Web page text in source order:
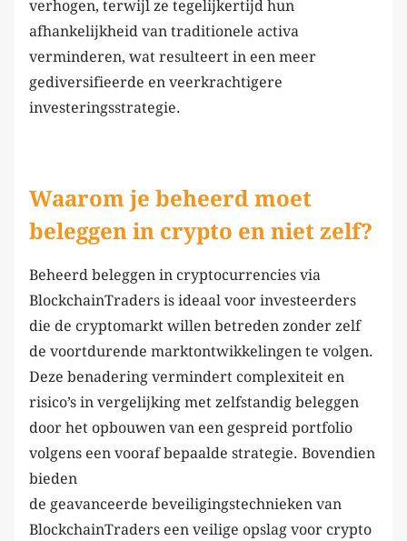
verhogen, terwijl ze tegelijkertijd hun
afhankelijkheid van traditionele activa
verminderen, wat resulteert in een meer
gediversifieerde en veerkrachtigere
investeringsstrategie.
Waarom je beheerd moet
beleggen in crypto en niet zelf?
Beheerd beleggen in cryptocurrencies via
BlockchainTraders is ideaal voor investeerders
die de cryptomarkt willen betreden zonder zelf
de voortdurende marktontwikkelingen te volgen.
Deze benadering vermindert complexiteit en
risico’s in vergelijking met zelfstandig beleggen
door het opbouwen van een gespreid portfolio
volgens een vooraf bepaalde strategie. Bovendien
bieden
de geavanceerde beveiligingstechnieken van
BlockchainTraders een veilige opslag voor crypto